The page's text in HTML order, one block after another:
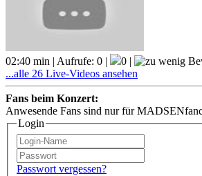
02:40 min | Aufrufe: 0 |
0 |
...alle 26 Live-Videos ansehen
Fans beim Konzert:
Anwesende Fans sind nur für
Login
Passwort vergessen?